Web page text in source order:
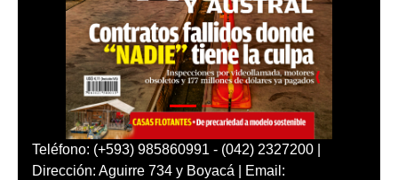
Teléfono: (+593) 985860991 - (042) 2327200 |
Dirección: Aguirre 734 y Boyacá | Email: